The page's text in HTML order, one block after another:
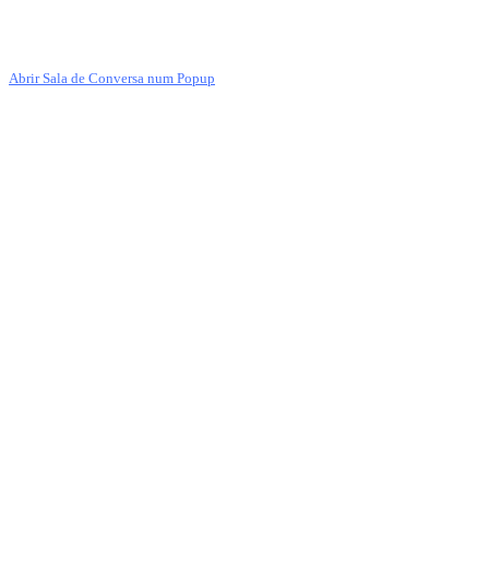
Abrir Sala de Conversa num Popup